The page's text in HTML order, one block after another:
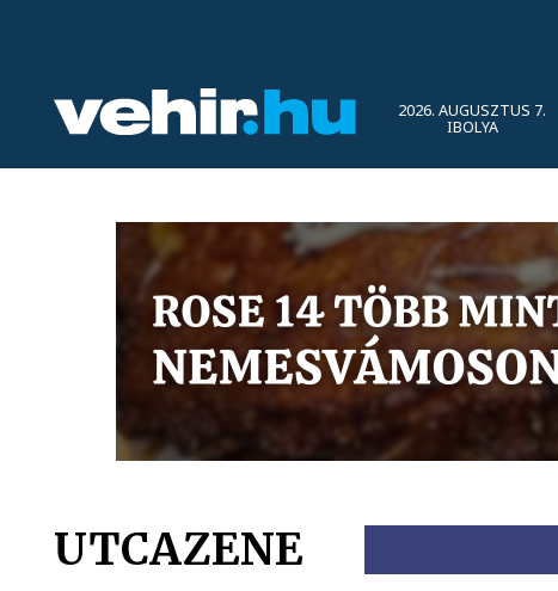
2026. AUGUSZTUS 7.
IBOLYA
UTCAZENE